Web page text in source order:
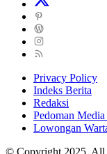
Privacy Policy
Indeks Berita
Redaksi
Pedoman
Lowongan
© Copyright 2025, All